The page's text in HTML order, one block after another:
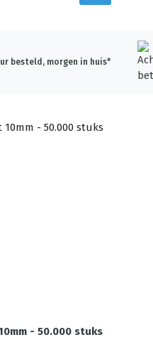
besteld, morgen in huis*
- 50.000 stuks